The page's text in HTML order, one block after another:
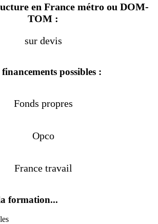
en France métro ou DOM-
TOM :
sur devis
financements possibles :
Fonds propres
Opco
France travail
formation...